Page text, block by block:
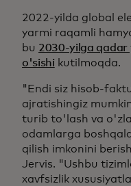
2022-yilda global
yarmi raqamli
bu 2030-yilga qadar
o'sishi kutilmoqda.
"Endi siz hisob-
ajratishingiz
turib to'lash va
odamlarga
qilish imkonini
Jervis. "Ushbu
xavfsizlik